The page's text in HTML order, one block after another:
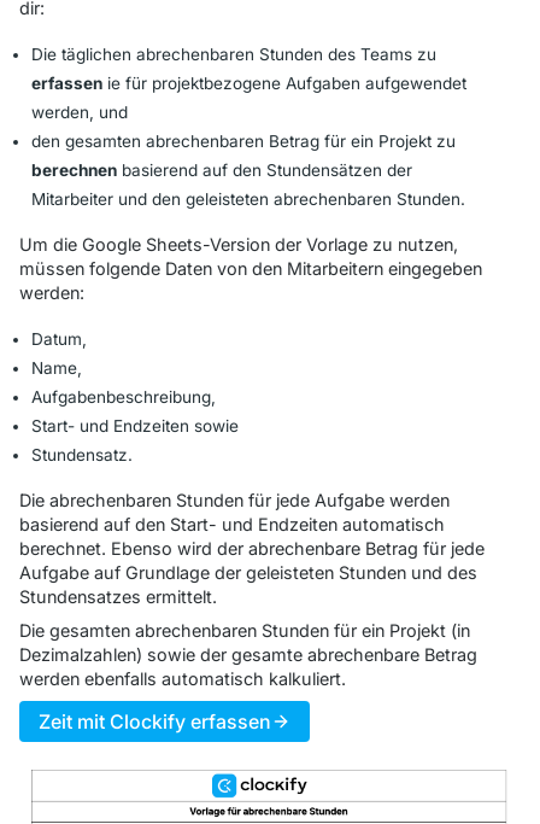
dir:
Die täglichen abrechenbaren Stunden des Teams zu
erfassen ie für projektbezogene Aufgaben aufgewendet
werden, und
den gesamten abrechenbaren Betrag für ein Projekt zu
berechnen basierend auf den Stundensätzen der
Mitarbeiter und den geleisteten abrechenbaren Stunden.
Um die Google Sheets-Version der Vorlage zu nutzen,
müssen folgende Daten von den Mitarbeitern eingegeben
werden:
Datum,
Name,
Aufgabenbeschreibung,
Start- und Endzeiten sowie
Stundensatz.
Die abrechenbaren Stunden für jede Aufgabe werden
basierend auf den Start- und Endzeiten automatisch
berechnet. Ebenso wird der abrechenbare Betrag für jede
Aufgabe auf Grundlage der geleisteten Stunden und des
Stundensatzes ermittelt.
Die gesamten abrechenbaren Stunden für ein Projekt (in
Dezimalzahlen) sowie der gesamte abrechenbare Betrag
werden ebenfalls automatisch kalkuliert.
Zeit mit Clockify erfassen